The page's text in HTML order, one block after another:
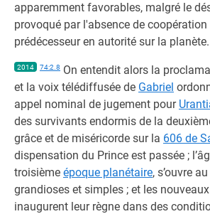
apparemment favorables, malgré le
provoqué par l'absence de coopération
prédécesseur en autorité sur la planète.
2014 74:2.8 On entendit alors la
et la voix télédiffusée de Gabriel
appel nominal de jugement pour
des survivants endormis de la
grâce et de miséricorde sur la 606 de
dispensation du Prince est passée ;
troisième époque planétaire, s’ouvre
grandioses et simples ; et les
inaugurent leur règne dans des